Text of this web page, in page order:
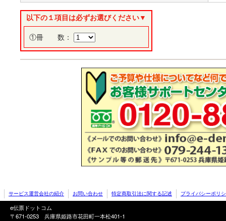
以下の１項目は必ずお選びください▼
①冊 数：
サービス運営会社の紹介 お問い合わせ 特定商取引法に関する記述 プライバシーポリ
e伝票ドットコム
〒671-0253 兵庫県姫路市花田町一本松401-1